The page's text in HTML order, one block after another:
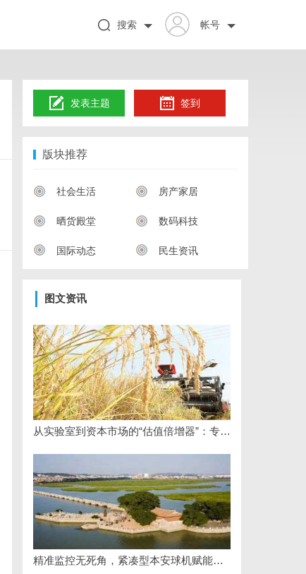
帐号
搜索
发表主题 签到
版块推荐
社会生活 房产家居
晒货殿堂 数码科技
国际动态 民生资讯
图文资讯
从实验室到资本市场的“估值倍增器”：专利律师如何重塑硬科技企业的融资逻辑
精准监控无死角，紧凑型本安球机赋能安全管理